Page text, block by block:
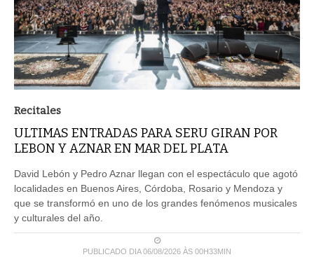
Recitales
ULTIMAS ENTRADAS PARA SERU GIRAN POR
LEBON Y AZNAR EN MAR DEL PLATA
David Lebón y Pedro Aznar llegan con el espectáculo que agotó
localidades en Buenos Aires, Córdoba, Rosario y Mendoza y
que se transformó en uno de los grandes fenómenos musicales
y culturales del año.
PUBLICADO DIA 06/08/2026 ÀS 00H33MIN